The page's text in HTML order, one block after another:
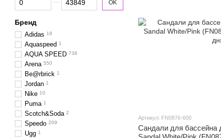
Артикул: FN0876-600
Сандали для бассейна
OK
Бренд
Adidas 18
Aquaspeed 1
AQUA SPEED 736
Arena 550
Be@rbrick 1
Jordan 1
Nike 10
Puma 1
Scotch&Soda 2
Speedo 209
Ugg 1